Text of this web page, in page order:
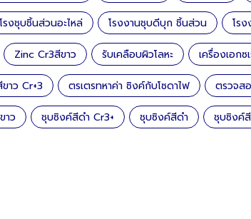
โรงชุบชิ้นส่วนอะไหล่ โรงงานชุบดีบุก ชิ้นส่วน โร
Zinc Cr3สีขาว รับเคลือบผิวโลหะ เครื่องเอกซ
าว Cr+3 ตรเตรทหาค่า ซิงค์กับโซดาไฟ ตรวจส
าว ชุบซิงค์สีดำ Cr3+ ชุบซิงค์สีดำ ชุบซิงค์